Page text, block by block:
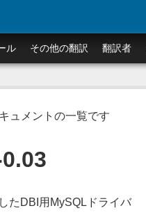
ル その他の翻訳 翻訳者
ュメントの一覧です
たDBI用MySQLドライバ